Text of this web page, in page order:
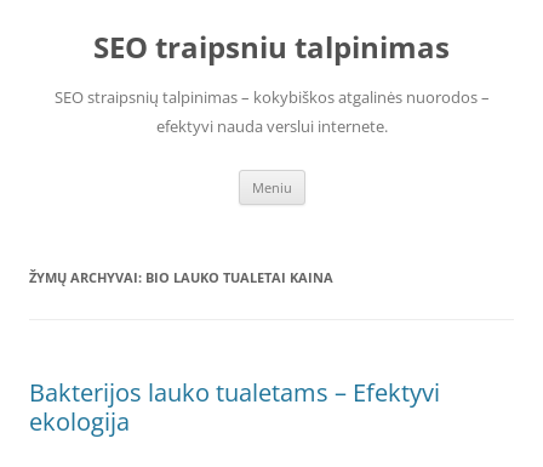
SEO traipsniu talpinimas
SEO straipsnių talpinimas – kokybiškos atgalinės nuorodos –
efektyvi nauda verslui internete.
Meniu
ŽYMŲ ARCHYVAI: BIO LAUKO TUALETAI KAINA
Bakterijos lauko tualetams – Efektyvi
ekologija